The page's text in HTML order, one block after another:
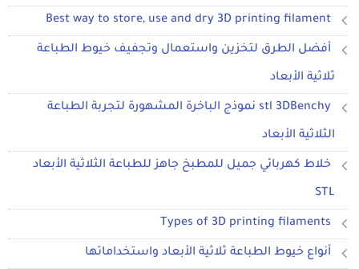
Best way to store, use and dry 3D printing filament
أفضل الطرق لتخزين واستعمال وتجفيف خيوط الطباعة
ثلاثية الأبعاد
stl 3DBenchy نموذج الباخرة المشهورة لتجربة الطباعة
الثلاثية الأبعاد
خلاط كهربائي جميل للمطبخ جاهز للطباعة الثلاثية الأبعاد
STL
Types of 3D printing filaments
أنواع خيوط الطباعة ثلاثية الأبعاد واستخداماتها